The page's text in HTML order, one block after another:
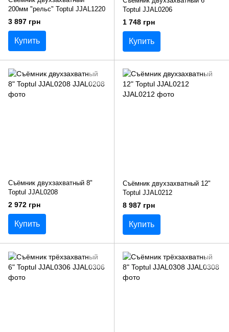
200мм "рельс" Toptul JJAL1220
3 897 грн
Купить
Toptul JJAL0206
1 748 грн
Купить
Съёмник двухзахватный 8"
Toptul JJAL0208
2 972 грн
Купить
Съёмник двухзахватный 12"
Toptul JJAL0212
8 987 грн
Купить